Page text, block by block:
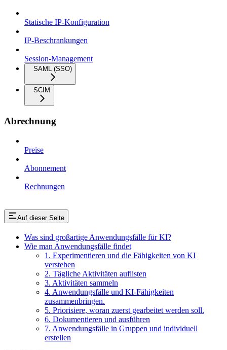
Statische IP-Konfiguration
IP-Beschrankungen
Session-Management
SAML (SSO)
SCIM
Abrechnung
Preise
Abonnement
Rechnungen
Auf dieser Seite
Was sind großartige Anwendungsfälle für KI?
Wie man Anwendungsfälle findet
1. Experimentieren und die Fähigkeiten von KI
verstehen
2. Tägliche Aktivitäten auflisten
3. Aktivitäten sammeln
4. Anwendungsfälle und KI-Fähigkeiten
zusammenbringen.
5. Priorisiere, woran zuerst gearbeitet werden soll.
6. Dokumentieren und ausführen
7. Anwendungsfälle in Gruppen und individuell
erstellen